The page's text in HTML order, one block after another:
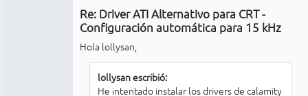
Re: Driver ATI Alternativo para CRT -
Configuración automática para 15 kHz
Hola lollysan,
lollysan escribió:
He intentado instalar los drivers de calamity